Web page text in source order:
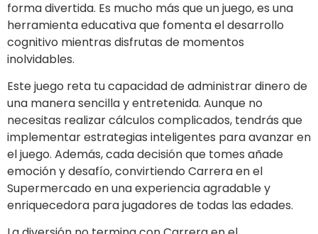
forma divertida. Es mucho más que un juego, es una
herramienta educativa que fomenta el desarrollo
cognitivo mientras disfrutas de momentos
inolvidables.
Este juego reta tu capacidad de administrar dinero de
una manera sencilla y entretenida. Aunque no
necesitas realizar cálculos complicados, tendrás que
implementar estrategias inteligentes para avanzar en
el juego. Además, cada decisión que tomes añade
emoción y desafío, convirtiendo Carrera en el
Supermercado en una experiencia agradable y
enriquecedora para jugadores de todas las edades.